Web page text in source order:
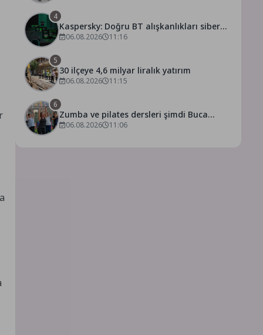
4
Kaspersky: Doğru BT alışkanlıkları siber
dayanıklılığı güçlendiriyor
06.08.2026 11:16
5
30 ilçeye 4,6 milyar liralık yatırım
06.08.2026 11:15
6
Zumba ve pilates dersleri şimdi Buca
Arena Stadı’nda
06.08.2026 11:06